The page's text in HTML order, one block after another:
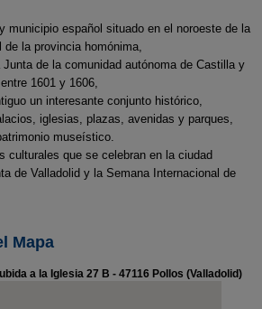
municipio español situado en el noroeste de la
la provincia homónima,
de la comunidad autónoma de Castilla y
1601 y 1606,
un interesante conjunto histórico,
iglesias, plazas, avenidas y parques,
museístico.
culturales que se celebran en la ciudad
de Valladolid y la Semana Internacional de
Mapa
a la Iglesia 27 B - 47116 Pollos (Valladolid)